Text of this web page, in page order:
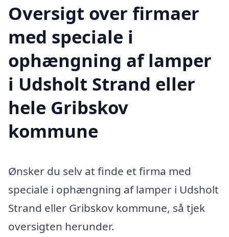
Oversigt over firmaer
med speciale i
ophængning af lamper
i Udsholt Strand eller
hele Gribskov
kommune
Ønsker du selv at finde et firma med
speciale i ophængning af lamper i Udsholt
Strand eller Gribskov kommune, så tjek
oversigten herunder.